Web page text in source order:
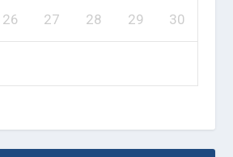
26 27 28 29 30